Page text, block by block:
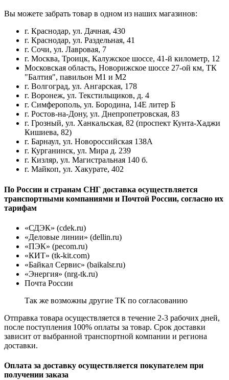
Вы можете забрать товар в одном из наших магазинов:
г. Краснодар, ул. Дачная, 430
г. Краснодар, ул. Раздельная, 41
г. Сочи, ул. Лавровая, 7
г. Москва, Троицк, Калужское шоссе, 41-й километр, 12
Московская область, Новорижское шоссе 27-ой км, ТК
"Балтия", павильон М1 и М2
г. Волгоград, ул. Ангарская, 178
г. Воронеж, ул. Текстильщиков, д. 4
г. Симферополь, ул. Бородина, 14Е литер Б
г. Ростов-на-Дону, ул. Днепропетровская, 83
г. Грозный, ул. Ханкальская, 82 (проспект Кунта-Хаджи
Кишиева, 82)
г. Барнаул, ул. Новороссийская 138А
г. Курганинск, ул. Мира д. 239
г. Кизляр, ул. Магистральная 140 б.
г. Майкоп, ул. Хакурате, 402
По России и странам СНГ доставка осуществляется
транспортными компаниями и Почтой России, согласно их
тарифам
«СДЭК» (cdek.ru)
«Деловые линии» (dellin.ru)
«ПЭК» (pecom.ru)
«КИТ» (tk-kit.com)
«Байкал Сервис» (baikalsr.ru)
«Энергия» (nrg-tk.ru)
Почта России
Так же возможны другие ТК по согласованию
Отправка товара осуществляется в течение 2-3 рабочих дней,
после поступления 100% оплаты за товар. Срок доставки
зависит от выбранной транспортной компании и региона
доставки.
Оплата за доставку осуществляется покупателем при
получении заказа